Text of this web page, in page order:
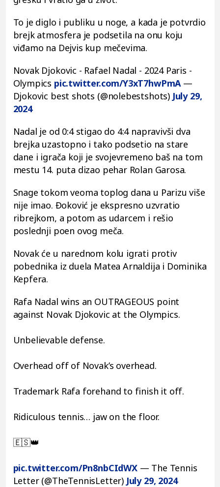
To je diglo i publiku u noge, a kada je potvrdio
brejk atmosfera je podsetila na onu koju
viđamo na Dejvis kup mečevima.
Novak Djokovic - Rafael Nadal - 2024 Paris -
Olympics pic.twitter.com/Y3xT7hwPmA—
Djokovic best shots (@nolebestshots) July 29,
2024
Nadal je od 0:4 stigao do 4:4 napravivši dva
brejka uzastopno i tako podsetio na stare
dane i igrača koji je svojevremeno baš na tom
mestu 14. puta dizao pehar Rolan Garosa.
Snage tokom veoma toplog dana u Parizu više
nije imao. Đoković je ekspresno uzvratio
ribrejkom, a potom as udarcem i rešio
poslednji poen ovog meča.
Novak će u narednom kolu igrati protiv
pobednika iz duela Matea Arnaldija i Dominika
Kepfera.
Rafa Nadal wins an OUTRAGEOUS point
against Novak Djokovic at the Olympics.
Unbelievable defense.
Overhead off of Novak’s overhead.
Trademark Rafa forehand to finish it off.
Ridiculous tennis… jaw on the floor.
🇪🇸👑
pic.twitter.com/Pn8nbCIdWX— The Tennis
Letter (@TheTennisLetter) July 29, 2024